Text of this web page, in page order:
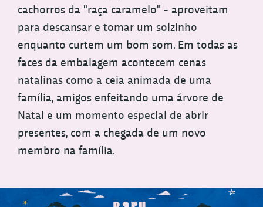
cachorros da "raça caramelo" - aproveitam
para descansar e tomar um solzinho
enquanto curtem um bom som. Em todas as
faces da embalagem acontecem cenas
natalinas como a ceia animada de uma
família, amigos enfeitando uma árvore de
Natal e um momento especial de abrir
presentes, com a chegada de um novo
membro na família.